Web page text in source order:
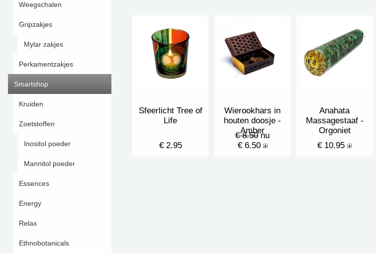
Weegschalen
Gripzakjes
Mylar zakjes
Perkamentzakjes
Smartshop
Kruiden
Zoetstoffen
Inositol poeder
Mannitol poeder
Essences
Energy
Relax
Ethnobotanicals
Sfeerlicht Tree of
Life
€ 2.95
Wierookhars in
houten doosje -
Amber
€ 8.50nu
€ 6.50
Anahata
Massagestaaf -
Orgoniet
€ 10.95